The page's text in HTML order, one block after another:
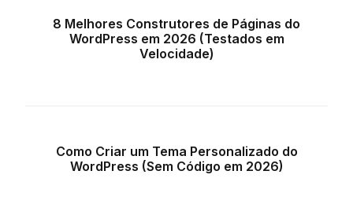
8 Melhores Construtores de Páginas do
WordPress em 2026 (Testados em
Velocidade)
Como Criar um Tema Personalizado do
WordPress (Sem Código em 2026)